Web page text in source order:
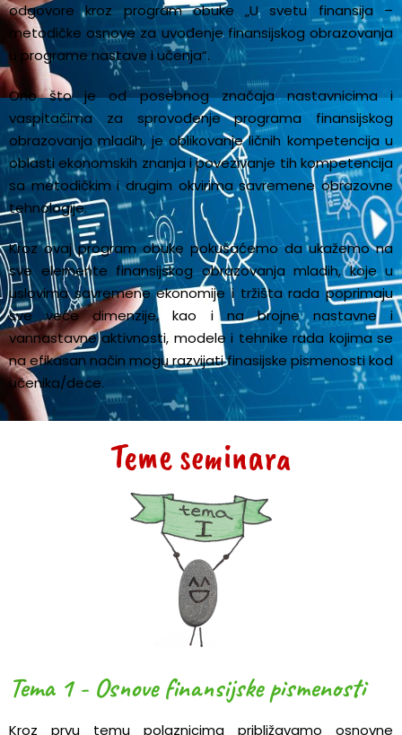
odgovore kroz program obuke „U svetu finansija –
metodičke osnove za uvođenje finansijskog obrazovanja
u programe nastave i učenja“.
Ono što je od posebnog značaja nastavnicima i
vaspitačima za sprovođenje programa finansijskog
obrazovanja mladih, je oblikovanje ličnih kompetencija u
oblasti ekonomskih znanja i povezivanje tih kompetencija
sa metodičkim i drugim okvirima savremene obrazovne
tehnologije.
Kroz ovaj program obuke pokušaćemo da ukažemo na
sve elemente finansijskog obrazovanja mladih, koje u
uslovima savremene ekonomije i tržišta rada poprimaju
sve veće dimenzije, kao i na brojne nastavne i
vannastavne aktivnosti, modele i tehnike rada kojima se
na efikasan način mogu razvijati finasijske pismenosti kod
učenika/dece.
Teme seminara
Tema 1 - Osnove finansijske pismenosti
Kroz prvu temu polaznicima približavamo osnovne